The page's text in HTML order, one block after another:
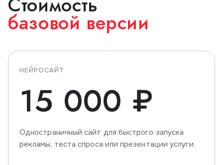
базовой версии
НЕЙРОСАЙТ
15 000 ₽
Одностраничный сайт для быстрого запуска
рекламы, теста спроса или презентации услуги.